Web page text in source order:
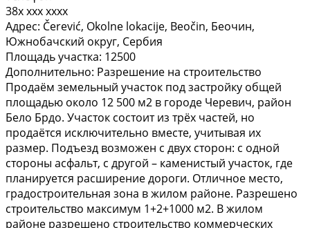
38x xxx xxxx
Адрес: Čerević, Okolne lokacije, Beočin, Беочин,
Южнобачский округ, Сербия
Площадь участка: 12500
Дополнительно: Разрешение на строительство
Продаём земельный участок под застройку общей
площадью около 12 500 м2 в городе Черевич, район
Бело Брдо. Участок состоит из трёх частей, но
продаётся исключительно вместе, учитывая их
размер. Подъезд возможен с двух сторон: с одной
стороны асфальт, с другой – каменистый участок, где
планируется расширение дороги. Отличное место,
градостроительная зона в жилом районе. Разрешено
строительство максимум 1+2+1000 м2. В жилом
районе разрешено строительство коммерческих